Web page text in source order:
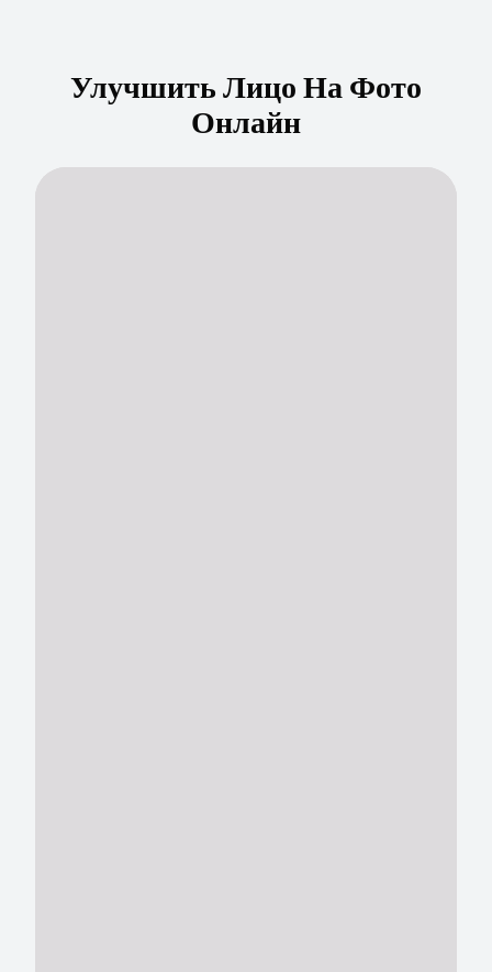
Улучшить Лицо На Фото
Онлайн